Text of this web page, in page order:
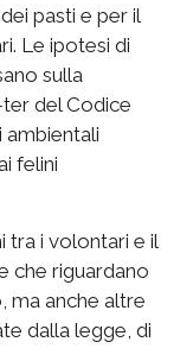
pasti e per il
Le ipotesi di
sulla
del Codice
ambientali
felini
tra i volontari e il
che riguardano
ma anche altre
dalla legge, di